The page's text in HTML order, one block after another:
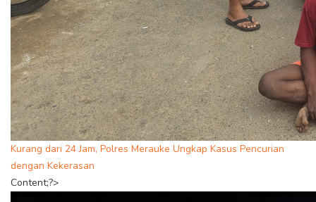
Kurang dari 24 Jam, Polres Merauke Ungkap Kasus Pencurian
dengan Kekerasan
Content;?>